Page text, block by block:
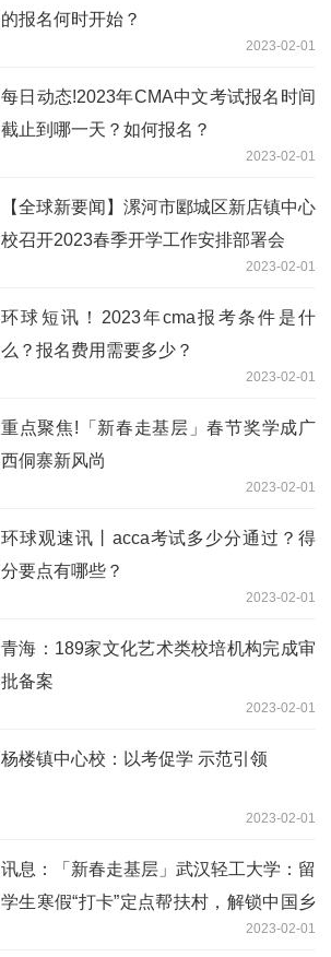
的报名何时开始？
2023-02-01
每日动态!2023年CMA中文考试报名时间
截止到哪一天？如何报名？
2023-02-01
【全球新要闻】漯河市郾城区新店镇中心
校召开2023春季开学工作安排部署会
2023-02-01
环球短讯！2023年cma报考条件是什
么？报名费用需要多少？
2023-02-01
重点聚焦!「新春走基层」春节奖学成广
西侗寨新风尚
2023-02-01
环球观速讯丨acca考试多少分通过？得
分要点有哪些？
2023-02-01
青海：189家文化艺术类校培机构完成审
批备案
2023-02-01
杨楼镇中心校：以考促学 示范引领
2023-02-01
讯息：「新春走基层」武汉轻工大学：留
学生寒假“打卡”定点帮扶村，解锁中国乡
2023-02-01